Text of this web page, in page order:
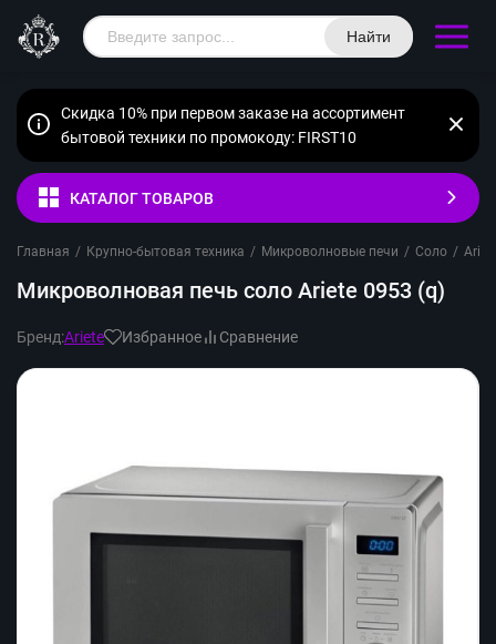
Найти
Скидка 10% при первом заказе на ассортимент
бытовой техники по промокоду: FIRST10
КАТАЛОГ ТОВАРОВ
Главная / Крупно-бытовая техника / Микроволновые печи / Соло /
Микроволновая печь соло Ariete 0953 (q)
Бренд:Ariete Избранное Сравнение